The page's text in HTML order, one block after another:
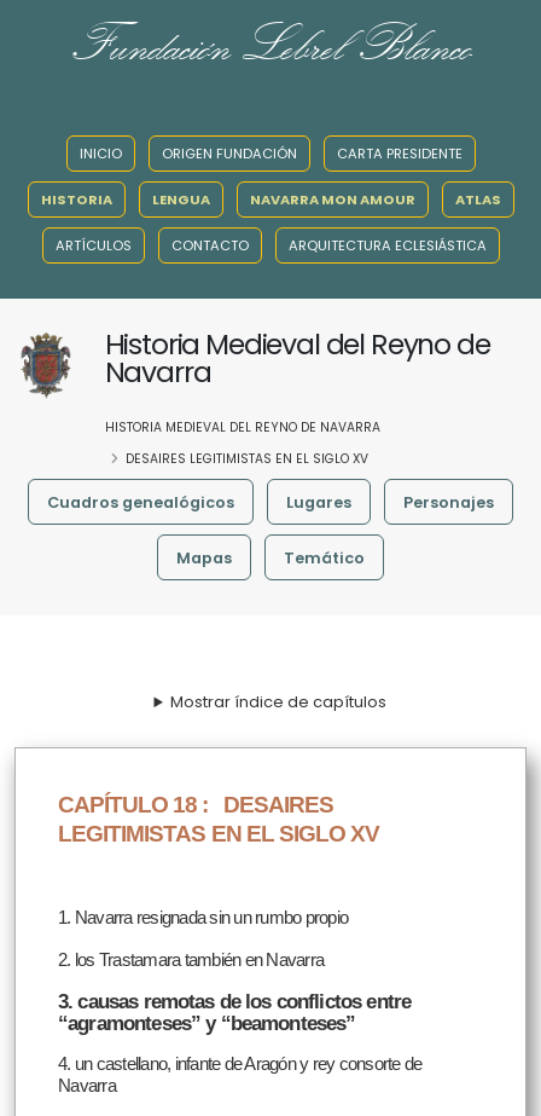
Fundación Lebrel Blanco
INICIO ORIGEN FUNDACIÓN CARTA PRESIDENTE
HISTORIA LENGUA NAVARRA MON AMOUR ATLAS
ARTÍCULOS CONTACTO ARQUITECTURA ECLESIÁSTICA
Historia Medieval del Reyno de
Navarra
HISTORIA MEDIEVAL DEL REYNO DE NAVARRA
DESAIRES LEGITIMISTAS EN EL SIGLO XV
Cuadros genealógicos Lugares Personajes
Mapas Temático
Mostrar índice de capítulos
CAPÍTULO 18 : DESAIRES
LEGITIMISTAS EN EL SIGLO XV
1. Navarra resignada sin un rumbo propio
2. los Trastamara también en Navarra
3. causas remotas de los conflictos entre
“agramonteses” y “beamonteses”
4. un castellano, infante de Aragón y rey consorte de
Navarra